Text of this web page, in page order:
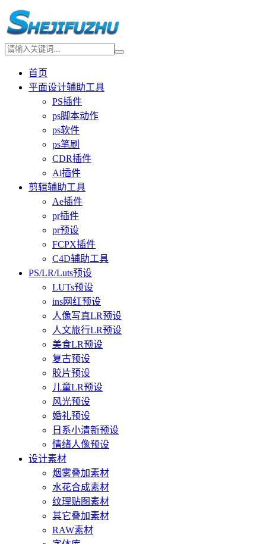
首页
平面设计辅助工具
PS插件
ps脚本动作
ps软件
ps笔刷
CDR插件
Ai插件
剪辑辅助工具
Ae插件
pr插件
pr预设
FCPX插件
C4D辅助工具
PS/LR/Luts预设
LUTs预设
ins网红预设
人像写真LR预设
人文旅行LR预设
美食LR预设
复古预设
胶片预设
儿童LR预设
风光预设
婚礼预设
日系小清新预设
情绪人像预设
设计素材
烟雾叠加素材
水花合成素材
纹理贴图素材
其它叠加素材
RAW素材